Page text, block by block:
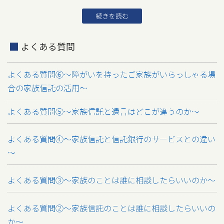
続きを読む
よくある質問
よくある質問⑥～障がいを持ったご家族がいらっしゃる場
合の家族信託の活用～
よくある質問⑤～家族信託と遺言はどこが違うのか～
よくある質問④～家族信託と信託銀行のサービスとの違い
～
よくある質問③～家族のことは誰に相談したらいいのか～
よくある質問②～家族信託のことは誰に相談したらいいの
か～